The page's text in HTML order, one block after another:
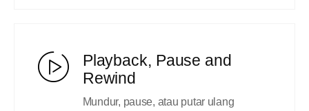
Playback, Pause and
Rewind
Mundur, pause, atau putar ulang